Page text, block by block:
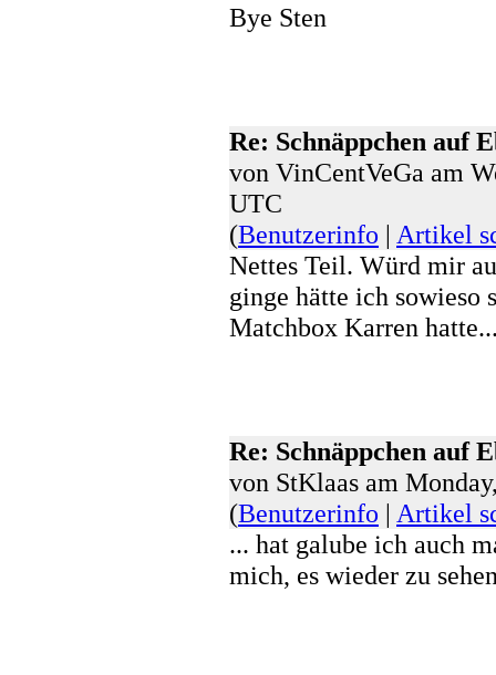
Bye Sten
Re: Schnäppchen auf
von VinCentVeGa am
UTC
(Benutzerinfo | Artikel
Nettes Teil. Würd mir
ginge hätte ich sowieso
Matchbox Karren
Re: Schnäppchen auf
von StKlaas am
(Benutzerinfo | Artikel
... hat galube ich auch
mich, es wieder zu